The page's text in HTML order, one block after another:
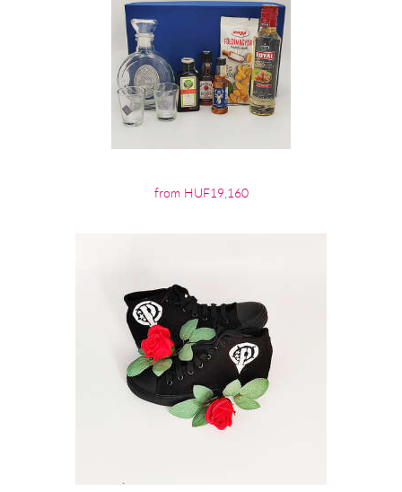
from HUF19,160